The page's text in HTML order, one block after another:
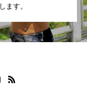
ます。